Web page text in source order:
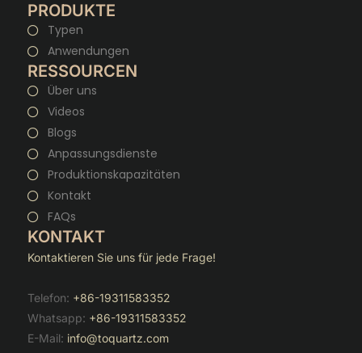
PRODUKTE
Typen
Anwendungen
RESSOURCEN
Über uns
Videos
Blogs
Anpassungsdienste
Produktionskapazitäten
Kontakt
FAQs
KONTAKT
Kontaktieren Sie uns für jede Frage!
Telefon: +86-19311583352
Whatsapp: +86-19311583352
E-Mail: info@toquartz.com